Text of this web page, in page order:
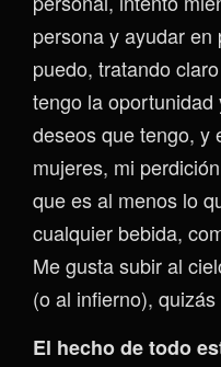
persona y ayudar
puedo, tratando
tengo la
deseos que tengo,
mujeres, mi
que es al menos lo
cualquier bebida,
Me gusta subir al
(o al infierno),
El hecho de todo